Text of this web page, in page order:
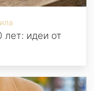
лет: идеи от